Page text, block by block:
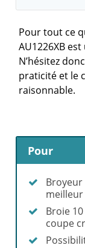
Pour tout ce
AU1226XB
N’hésitez
praticité et le
raisonnable.
Pour
Broie
coupe